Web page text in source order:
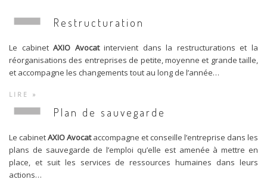
Restructuration
Le cabinetAXIO Avocatintervient dans la restructurations et la
réorganisations des entreprises de petite, moyenne et grande taille,
et accompagne les changements tout au long de l’année…
LIRE »
Plan de sauvegarde
Le cabinetAXIO Avocataccompagne et conseille l’entreprise dans les
plans de sauvegarde de l’emploi qu’elle est amenée à mettre en
place, et suit les services de ressources humaines dans leurs
actions…